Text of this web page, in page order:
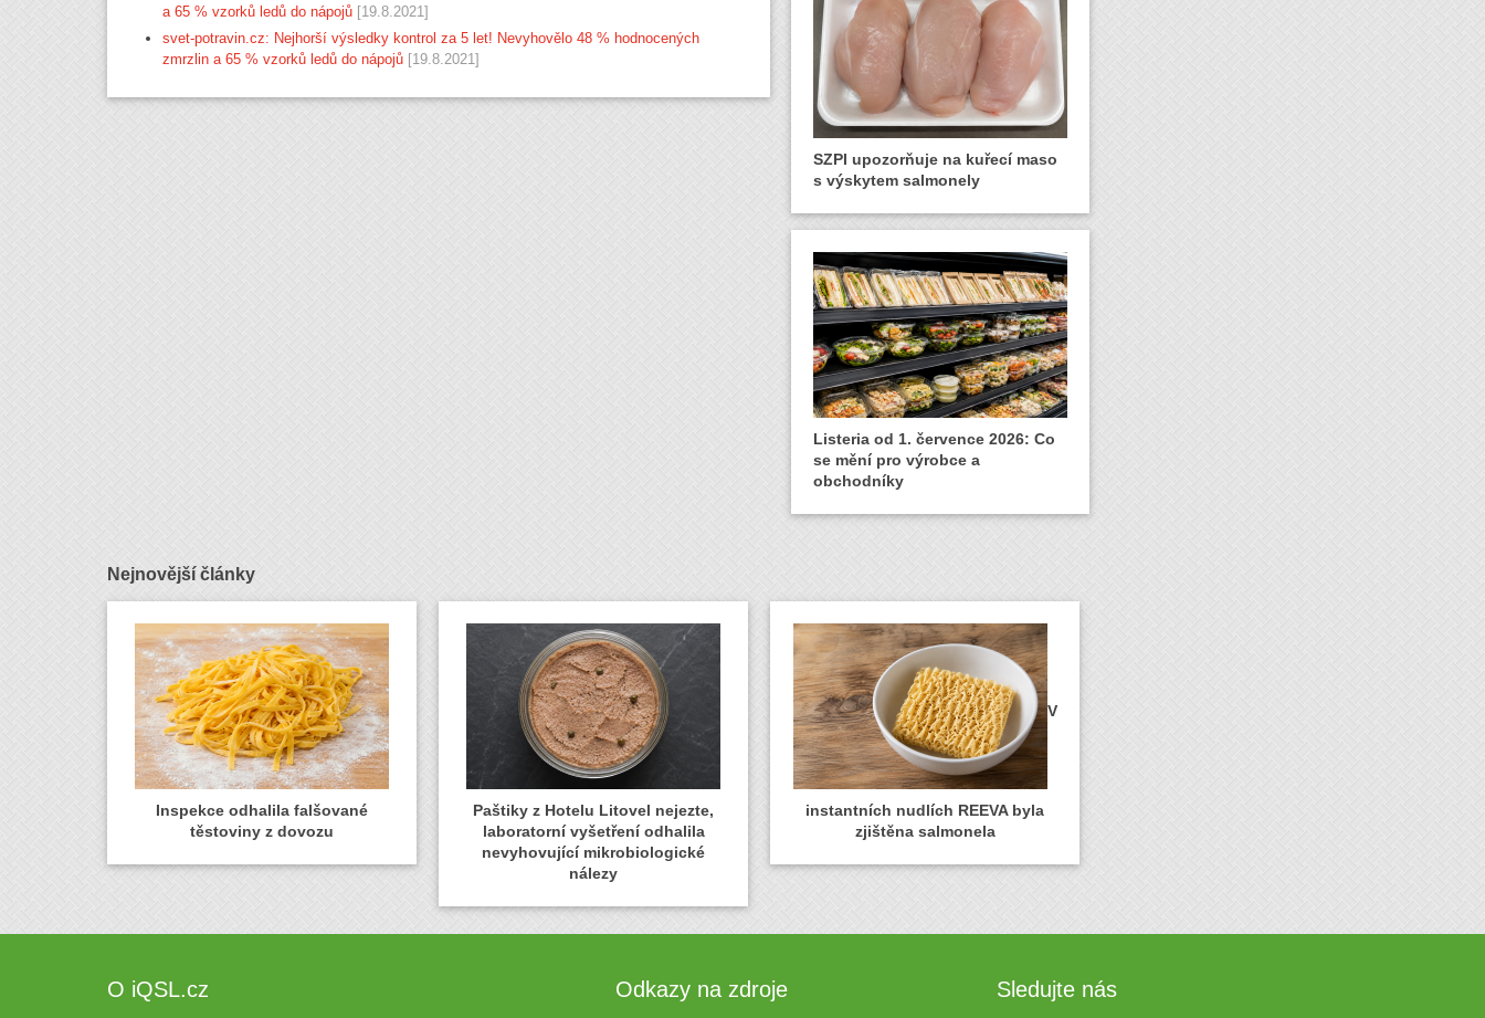
a 65 % vzorků ledů do nápojů [19.8.2021]
svet-potravin.cz: Nejhorší výsledky kontrol za 5 let! Nevyhovělo 48 % hodnocených
zmrzlin a 65 % vzorků ledů do nápojů [19.8.2021]
SZPI upozorňuje na kuřecí maso
s výskytem salmonely
Listeria od 1. července 2026: Co
se mění pro výrobce a
obchodníky
Nejnovější články
Inspekce odhalila falšované
těstoviny z dovozu
Paštiky z Hotelu Litovel nejezte,
laboratorní vyšetření odhalila
nevyhovující mikrobiologické
nálezy
V
instantních nudlích REEVA byla
zjištěna salmonela
O iQSL.cz Odkazy na zdroje Sledujte nás